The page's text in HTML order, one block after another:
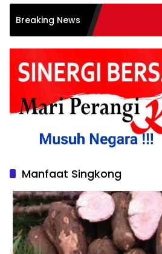
Breaking News
Manfaat Singkong